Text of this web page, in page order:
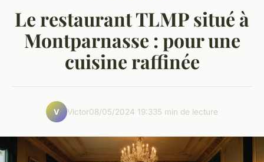
Le restaurant TLMP situé à
Montparnasse : pour une
cuisine raffinée
V Victor08/05/2024 19:335 min de lecture